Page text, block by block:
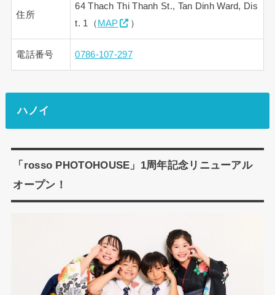
住所
64 Thach Thi Thanh St., Tan Dinh Ward, Dis
t. 1（ MAP ）
電話番号 0786-107-297
ハノイ
「rosso PHOTOHOUSE」1周年記念リニューアル
オープン！